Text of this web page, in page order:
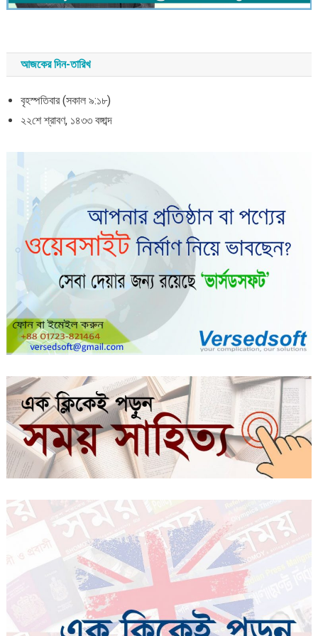
আজকের দিন-তারিখ
বৃহস্পতিবার (সকাল ৯:১৮)
২২শে শ্রাবণ, ১৪৩৩ বঙ্গাব্দ